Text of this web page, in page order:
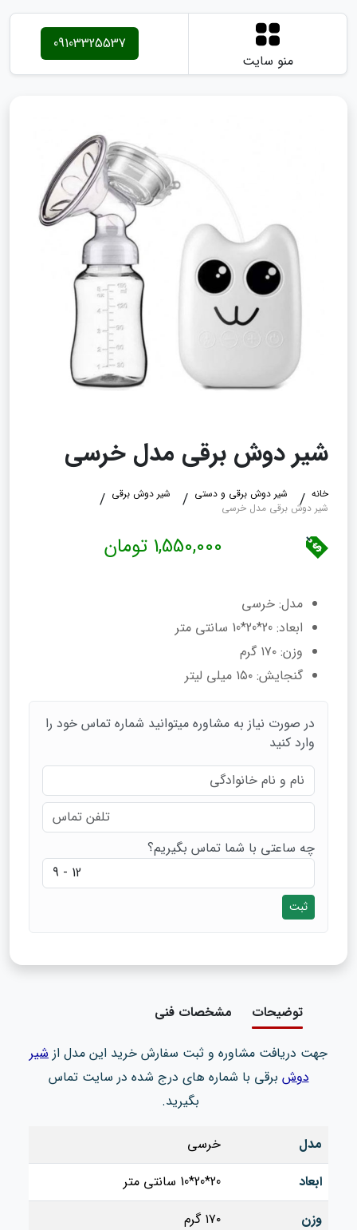
منو سایت
09103325537
شیر دوش برقی مدل خرسی
خانه شیر دوش برقی و دستی
شیر دوش برقی
شیر دوش برقی مدل خرسی
1,550,000 تومان
مدل: خرسی
ابعاد: 20*20*10 سانتی متر
وزن: ۱۷۰ گرم
گنجایش: ۱۵۰ میلی لیتر
در صورت نیاز به مشاوره میتوانید شماره تماس خود را
وارد کنید
چه ساعتی با شما تماس بگیریم؟
ثبت
توضیحات مشخصات فنی
جهت دریافت مشاوره و ثبت سفارش خرید این مدل از شیر
دوش برقی با شماره های درج شده در سایت تماس
بگیرید.
مدل
خرسی
ابعاد
20*20*10 سانتی متر
وزن
۱۷۰ گرم